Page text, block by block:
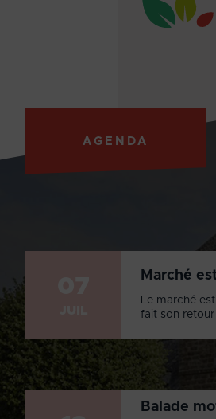
AGENDA
Marché
Le marché
fait son retour
Balade